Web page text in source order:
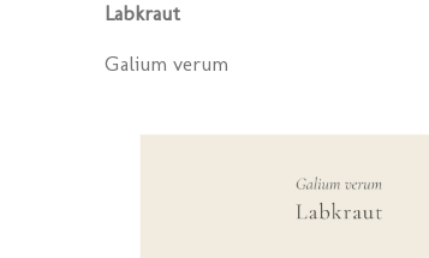
Labkraut
Galium verum